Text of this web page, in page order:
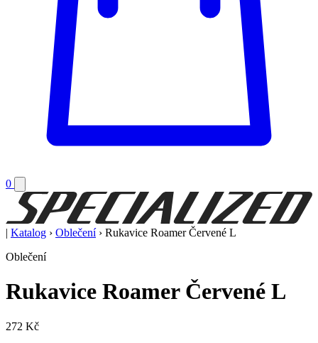
0
| Katalog › Oblečení › Rukavice Roamer Červené L
Oblečení
Rukavice Roamer Červené L
272 Kč